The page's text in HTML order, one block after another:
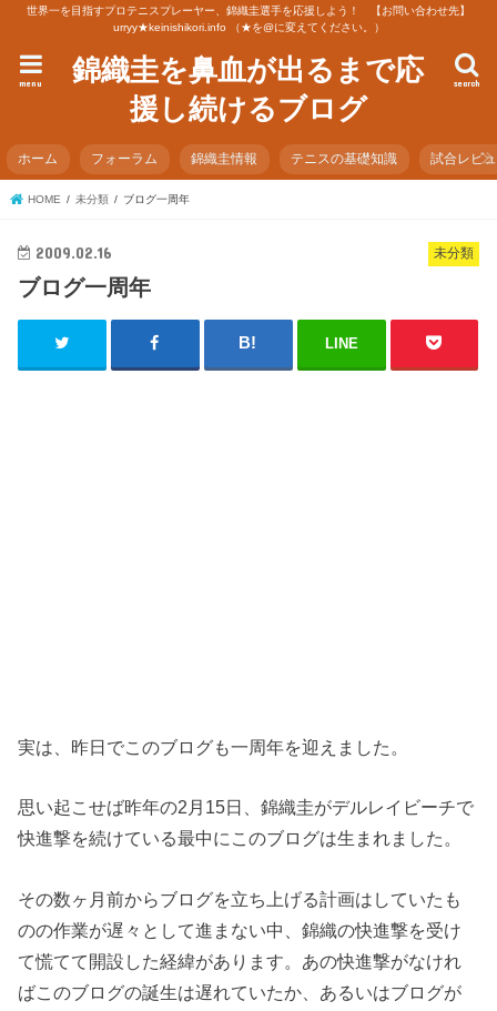
世界一を目指すプロテニスプレーヤー、錦織圭選手を応援しよう！ 【お問い合わせ先】
urryy★keinishikori.info （★を@に変えてください。）
錦織圭を鼻血が出るまで応
援し続けるブログ
search
menu
ホーム フォーラム 錦織圭情報 テニスの基礎知識 試合レビ
HOME 未分類 ブログ一周年
未分類
2009.02.16
ブログ一周年
LINE
実は、昨日でこのブログも一周年を迎えました。
思い起こせば昨年の2月15日、錦織圭がデルレイビーチで
快進撃を続けている最中にこのブログは生まれました。
その数ヶ月前からブログを立ち上げる計画はしていたも
のの作業が遅々として進まない中、錦織の快進撃を受け
て慌てて開設した経緯があります。あの快進撃がなけれ
ばこのブログの誕生は遅れていたか、あるいはブログが